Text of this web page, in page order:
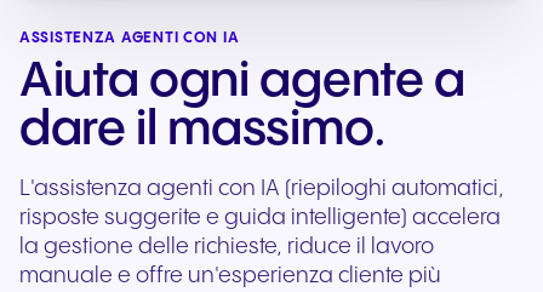
ASSISTENZA AGENTI CON IA
Aiuta ogni agente a
dare il massimo.
L'assistenza agenti con IA (riepiloghi automatici,
risposte suggerite e guida intelligente) accelera
la gestione delle richieste, riduce il lavoro
manuale e offre un'esperienza cliente più